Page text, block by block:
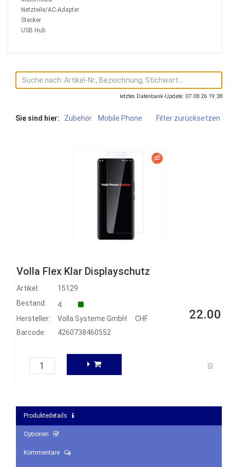
Netzteile/AC-Adapter
Stecker
USB Hub
letztes Datenbank-Update: 07.08.26 19:38
Sie sind hier: Zubehör Mobile Phone Filter zurücksetzen
Volla Flex Klar Displayschutz
Artikel: 15129
CHF 22.00
Bestand:
4
Hersteller:
Volla Systeme GmbH
Barcode:
4260738460552
Produktedetails
Optionen
Kommentare